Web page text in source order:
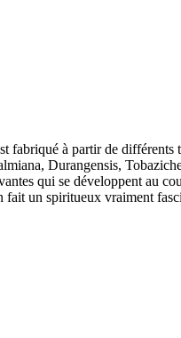
fabriqué à partir de
Durangensis,
qui se développent au
fait un spiritueux vraiment